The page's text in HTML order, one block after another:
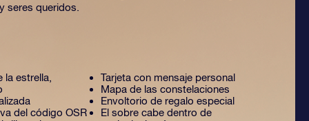
seres queridos.
la estrella,
del código OSR
Tarjeta con mensaje personal
Mapa de las constelaciones
Envoltorio de regalo especial
El sobre cabe dentro de